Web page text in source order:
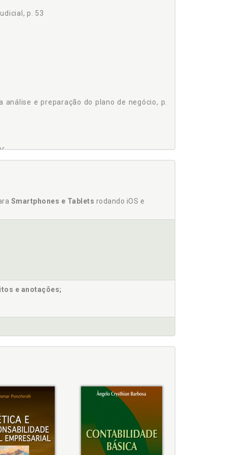
p. 90
Judicial ou Extrajudicial, p. 90
ESCRITURAÇÃO, p. 93
- TRPL, p. 113
p. 118
de um investimento, p. 119
Próprio, p. 121
de Estoques, p. 128
p. 53
e preparação do plano de negócio, p.
p. 140
p. 93
p. 142
passivas e de resultados, p. 40
financeira, p. 153
de balanço, p. 153
Smartphones e Tablets rodando iOS e
e anotações;